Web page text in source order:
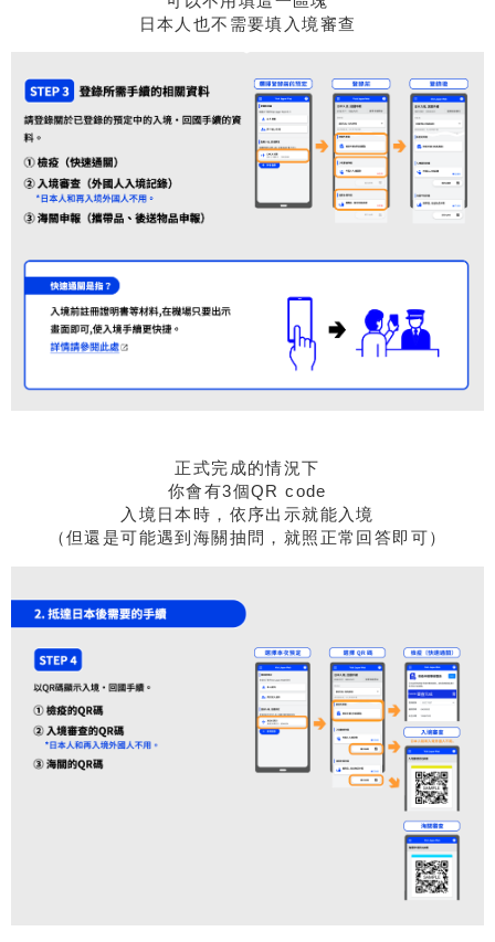
日本人也不需要填入境審查
正式完成的情況下
你會有3個QR code
入境日本時，依序出示就能入境
（但還是可能遇到海關抽問，就照正常回答即可）